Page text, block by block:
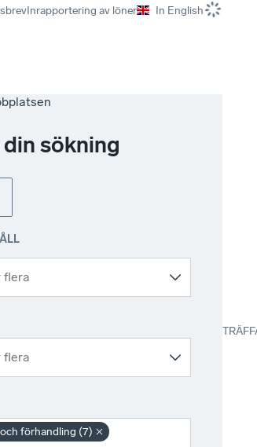
Inrapportering av löner In English
sökning
förhandling (7)